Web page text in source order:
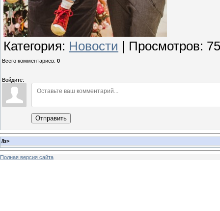
Категория: Новости Просмотров:
Всего комментариев: 0
Войдите:
Отправить
/b>
Полная версия сайта